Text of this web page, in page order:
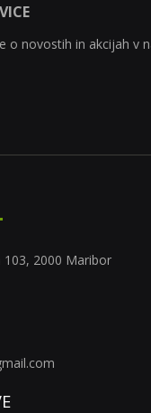
o novostih in akcijah v
103, 2000 Maribor